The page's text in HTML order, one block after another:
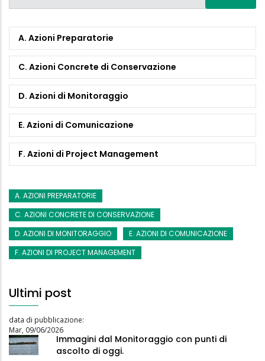
A. Azioni Preparatorie
C. Azioni Concrete di Conservazione
D. Azioni di Monitoraggio
E. Azioni di Comunicazione
F. Azioni di Project Management
A. AZIONI PREPARATORIE
C. AZIONI CONCRETE DI CONSERVAZIONE
D. AZIONI DI MONITORAGGIO
E. AZIONI DI COMUNICAZIONE
F. AZIONI DI PROJECT MANAGEMENT
Ultimi post
data di pubblicazione:
Mar, 09/06/2026
Immagini dal Monitoraggio con punti di
ascolto di oggi.